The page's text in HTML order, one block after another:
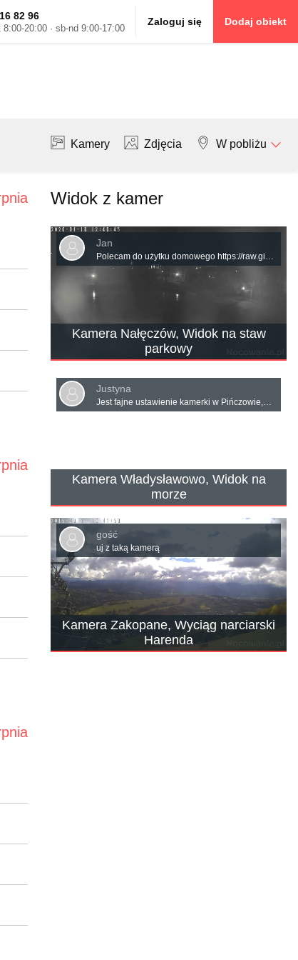
82 96
8:00-20:00 · sb-nd 9:00-17:00
Zaloguj się Dodaj obiekt
Kamery Zdjęcia W pobliżu
Widok z kamer
Kamera Nałęczów, Widok na staw
parkowy
Jan
Polecam do użytku domowego https://raw.githubusercontent.com/mariuszmjm/M3U8-TV-KAMERA-POLSKA/refs/heads/main/Kamery-pogodowe.m3u8
Kamera Władysławowo, Widok na
morze
Justyna
Jest fajne ustawienie kamerki w Pińczowie,nie zawsze działa ale pięknie ustawiona
Kamera Zakopane, Wyciąg narciarski
Harenda
gość
uj z taką kamerą